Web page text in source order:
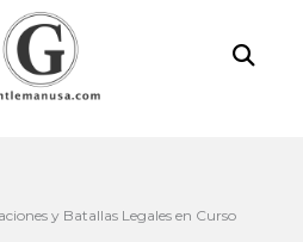
y Batallas Legales en Curso